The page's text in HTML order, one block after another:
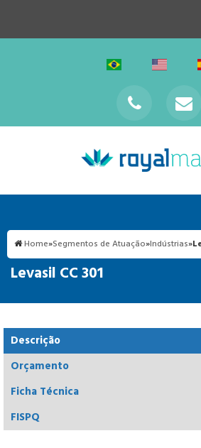
Home»Segmentos de Atuação»Indústrias»
Levasil CC 301
Descrição
Orçamento
Ficha Técnica
FISPQ